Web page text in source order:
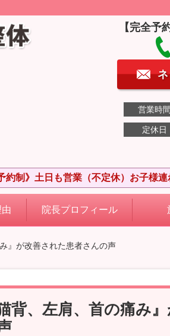
【完全予
営業時間
定休日
約制》土日も営業（不定休）お子様
院長プロフィール
』が改善された患者さんの声
猫背、左肩、首の痛み